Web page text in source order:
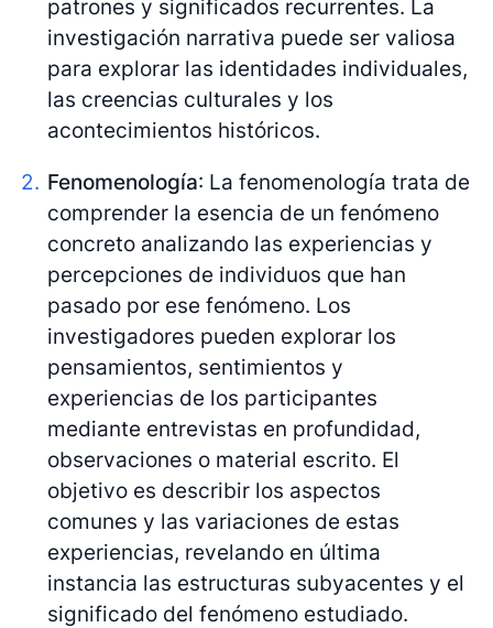
patrones y significados recurrentes. La
investigación narrativa puede ser valiosa
para explorar las identidades individuales,
las creencias culturales y los
acontecimientos históricos.
Fenomenología: La fenomenología trata de
comprender la esencia de un fenómeno
concreto analizando las experiencias y
percepciones de individuos que han
pasado por ese fenómeno. Los
investigadores pueden explorar los
pensamientos, sentimientos y
experiencias de los participantes
mediante entrevistas en profundidad,
observaciones o material escrito. El
objetivo es describir los aspectos
comunes y las variaciones de estas
experiencias, revelando en última
instancia las estructuras subyacentes y el
significado del fenómeno estudiado.